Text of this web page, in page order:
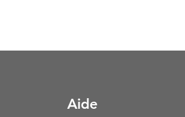
Aide